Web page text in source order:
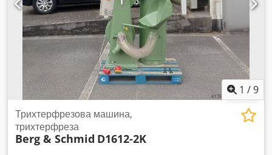
1 /9
Трихтерфрезова машина,
трихтерфреза
Berg & Schmid D1612-2K